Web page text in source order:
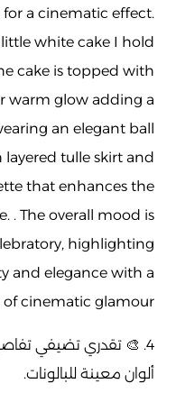
a cinematic effect.
white cake I hold
cake is topped with
warm glow adding a
an elegant ball
tulle skirt and
that enhances the
. The overall mood is
highlighting
and elegance with a
4. 🎨 تقدري تضيفي
ألوان معينة للبالونات.